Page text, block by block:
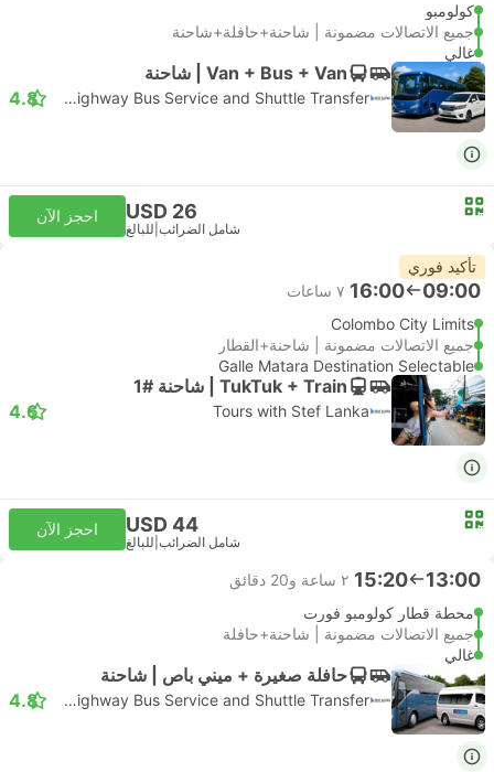
كولومبو
جميع الاتصالات مضمونة | شاحنة+حافلة+شاحنة
غالي
Van + Bus + Van | شاحنة
SL Highway Bus Service and Shuttle Transfer
4.8
USD 26
شامل الضرائب للبالغ
احجز الآن
تأكيد فوري
09:00
16:00 ٧ ساعات
Colombo City Limits
جميع الاتصالات مضمونة | شاحنة+القطار
Galle Matara Destination Selectable
TukTuk + Train | شاحنة #1
Tours with Stef Lanka
4.6
USD 44
شامل الضرائب للبالغ
احجز الآن
13:00
15:20 ٢ ساعة و‫20 دقائق
محطة قطار كولومبو فورت
جميع الاتصالات مضمونة | شاحنة+حافلة
غالي
حافلة صغيرة + ميني باص | شاحنة
SL Highway Bus Service and Shuttle Transfer
4.8